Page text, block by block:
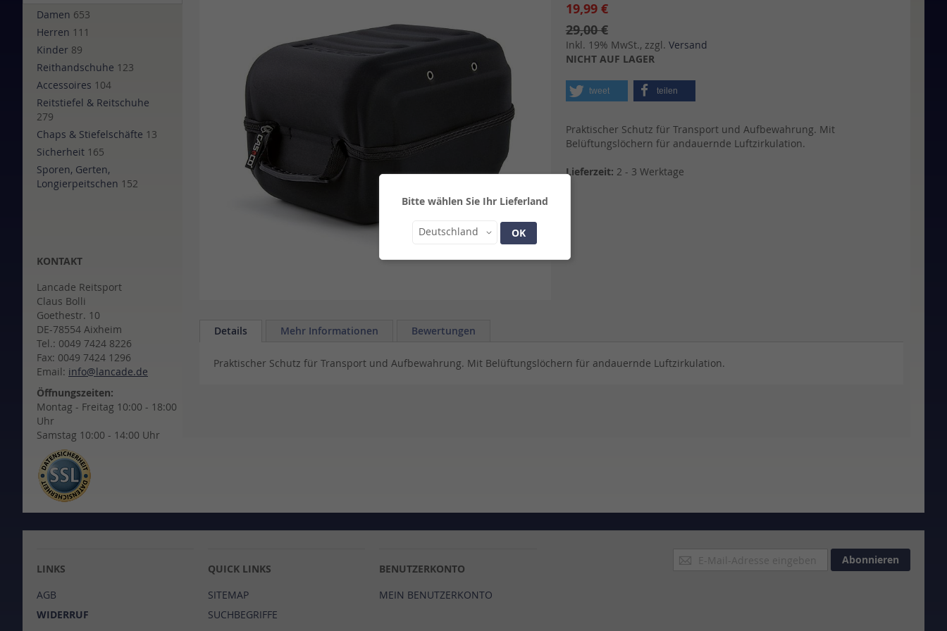
Bitte wählen Sie Ihr Lieferland
Land
Deutschland OK
19,99 €
29,00 €
Inkl. 19% MwSt., zzgl. Versand
NICHT AUF LAGER
tweet teilen
Praktischer Schutz für Transport und Aufbewahrung. Mit
Belüftungslöchern für andauernde Luftzirkulation.
Lieferzeit: 2 - 3 Werktage
Details
Praktischer Schutz für Transport und Aufbewahrung. Mit Belüftungslöchern für andauernde Luftzirkulation.
Mehr Informationen Bewertungen
Damen 653
Herren 111
Kinder 89
Reithandschuhe 123
Accessoires 104
Reitstiefel & Reitschuhe
279
Chaps & Stiefelschäfte 13
Sicherheit 165
Sporen, Gerten,
Longierpeitschen 152
KONTAKT
Lancade Reitsport
Claus Bolli
Goethestr. 10
DE-78554 Aixheim
Tel.: 0049 7424 8226
Fax: 0049 7424 1296
Email: info@lancade.de
Öffnungszeiten:
Montag - Freitag 10:00 - 18:00
Uhr
Samstag 10:00 - 14:00 Uhr
Anmeldung
zum
Abonnieren
LINKS
AGB
WIDERRUF
QUICK LINKS
SITEMAP
SUCHBEGRIFFE
BENUTZERKONTO
MEIN BENUTZERKONTO